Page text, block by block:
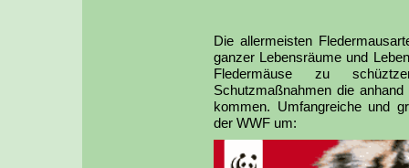
Die allermeisten
ganzer Lebensräume und
Fledermäuse zu
Schutzmaßnahmen die
kommen. Umfangreiche und
der WWF um: